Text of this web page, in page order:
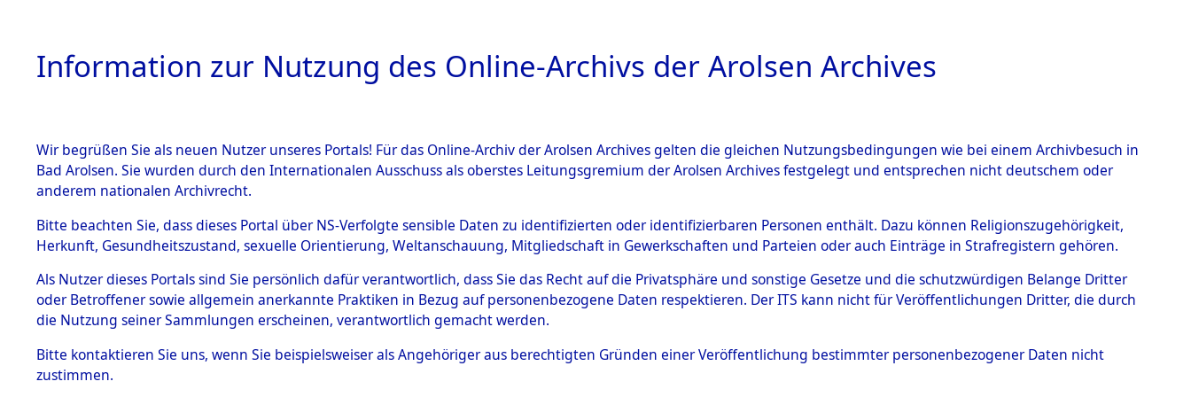
HOME BESTANDSBESCHREIBUNG ARCHIVALE ÜBERSICHT BILD
BESTÄNDE
Inhaftierungsdoku
mente
5. Verschiedenes
Todesmärsche
5.3.1 Alliierte
Ermittlungen zu den Orten Achmühle - Celle.→0002 (84602644)
→0122 (84602766)
0122 (84602766)
Information zur Nutzung des Online-Archivs der Arolsen Archives
Wir begrüßen Sie als neuen Nutzer unseres Portals! Für das Online-Archiv der Arolsen Archives gelten die gleichen Nutzungsbedingungen wie bei einem Archivbesuch in
Bad Arolsen. Sie wurden durch den Internationalen Ausschuss als oberstes Leitungsgremium der Arolsen Archives festgelegt und entsprechen nicht deutschem oder
anderem nationalen Archivrecht.
Bitte beachten Sie, dass dieses Portal über NS-Verfolgte sensible Daten zu identifizierten oder identifizierbaren Personen enthält. Dazu können Religionszugehörigkeit,
Herkunft, Gesundheitszustand, sexuelle Orientierung, Weltanschauung, Mitgliedschaft in Gewerkschaften und Parteien oder auch Einträge in Strafregistern gehören.
Als Nutzer dieses Portals sind Sie persönlich dafür verantwortlich, dass Sie das Recht auf die Privatsphäre und sonstige Gesetze und die schutzwürdigen Belange Dritter
oder Betroffener sowie allgemein anerkannte Praktiken in Bezug auf personenbezogene Daten respektieren. Der ITS kann nicht für Veröffentlichungen Dritter, die durch
die Nutzung seiner Sammlungen erscheinen, verantwortlich gemacht werden.
Bitte kontaktieren Sie uns, wenn Sie beispielsweiser als Angehöriger aus berechtigten Gründen einer Veröffentlichung bestimmter personenbezogener Daten nicht
zustimmen.